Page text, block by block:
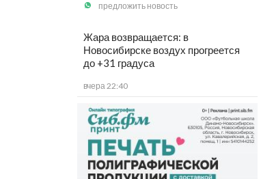
предложить новость
Жара возвращается: в
Новосибирске воздух прогреется
до +31 градуса
вчера 22:40